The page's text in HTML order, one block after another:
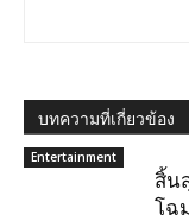
บทความที่เกี่ยวข้อง
Entertainment
สิ้น
โฉ